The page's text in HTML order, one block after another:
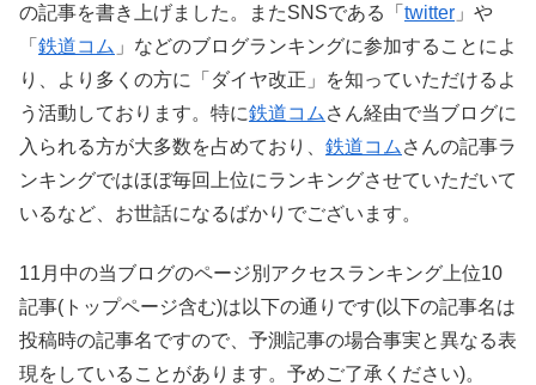
の記事を書き上げました。またSNSである「 twitter 」や
「 鉄道コム 」などのブログランキングに参加することによ
り、より多くの方に「ダイヤ改正」を知っていただけるよ
う活動しております。特に鉄道コム さん経由で当ブログに
入られる方が大多数を占めており、 鉄道コム さんの記事ラ
ンキングではほぼ毎回上位にランキングさせていただいて
いるなど、お世話になるばかりでございます。
11月中の当ブログのページ別アクセスランキング上位10
記事(トップページ含む)は以下の通りです(以下の記事名は
投稿時の記事名ですので、予測記事の場合事実と異なる表
現をしていることがあります。予めご了承ください)。